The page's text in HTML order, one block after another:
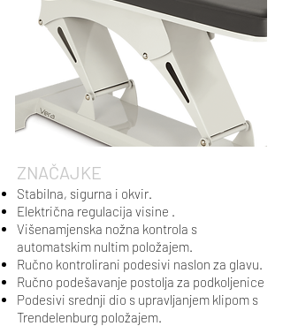
​ZNAČAJKE
Stabilna, sigurna i okvir.
Električna regulacija visine .
Višenamjenska nožna kontrola s
automatskim nultim položajem.
Ručno kontrolirani podesivi naslon za glavu.
Ručno podešavanje postolja za podkoljenice
Podesivi srednji dio s upravljanjem klipom s
Trendelenburg položajem.